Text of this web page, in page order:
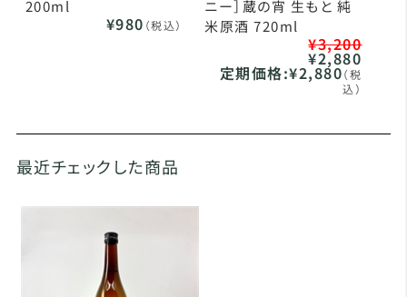
200ml
¥980 （税込）
ニー］蔵の宵 生もと 純
米原酒 720ml
¥3,200
¥2,880
定期価格:¥2,880（税
込）
最近チェックした商品